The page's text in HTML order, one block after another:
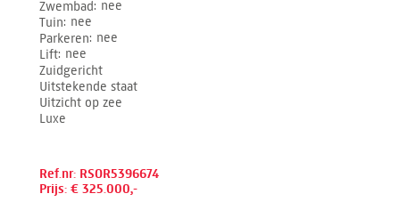
Zwembad nee
Tuin nee
Parkeren nee
Lift nee
Zuidgericht
Uitstekende staat
Uitzicht op zee
Luxe
Ref.nr: RSOR5396674
Prijs: € 325.000,-